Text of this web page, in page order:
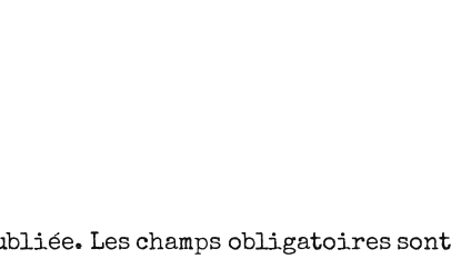
Les champs obligatoires